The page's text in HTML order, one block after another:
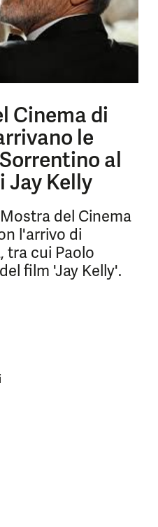
Cinema di
le
al
Jay Kelly
del Cinema
l'arrivo di
tra cui Paolo
film 'Jay Kelly'.